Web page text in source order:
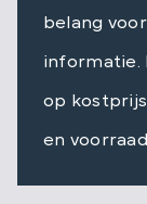
belang
informatie.
op
en